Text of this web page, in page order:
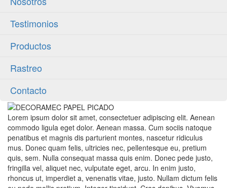
Testimonios
Productos
Rastreo
Contacto
Lorem ipsum dolor sit amet, consectetuer adipiscing elit. Aenean
commodo ligula eget dolor. Aenean massa. Cum sociis natoque
penatibus et magnis dis parturient montes, nascetur ridiculus
mus. Donec quam felis, ultricies nec, pellentesque eu, pretium
quis, sem. Nulla consequat massa quis enim. Donec pede justo,
fringilla vel, aliquet nec, vulputate eget, arcu. In enim justo,
rhoncus ut, imperdiet a, venenatis vitae, justo. Nullam dictum felis